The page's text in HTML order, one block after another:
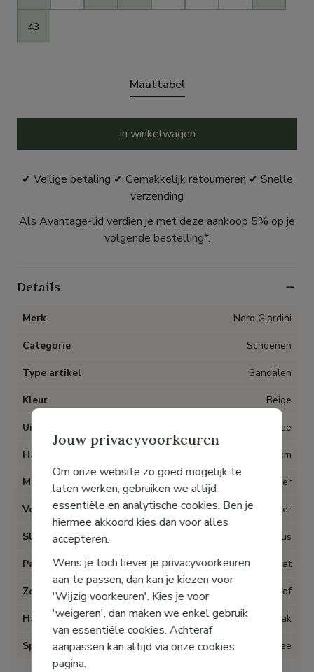
43
Maattabel
In winkelwagen
✔ Veilige betaling ✔ Gemakkelijk retourneren ✔ Snelle
verzending
Als Avantage-lid verdien je met deze aankoop 5% op je
volgende bestelling*.
Details
Merk Nero Giardini
Categorie Schoenen
Type artikel Sandalen
Kleur Beige
Uitneembare inlegzolen Nee
Hak 6 cm
Materiaal Leder
Voering Leder
Sluiting Lus
Pasvorm Op maat
Zool Kunststof
Hak type Naaldhak
Speciaal voor Hallux Valgus Nee
Jouw privacyvoorkeuren
Om onze website zo goed mogelijk te
laten werken, gebruiken we altijd
essentiële en analytische cookies. Ben je
hiermee akkoord kies dan voor alles
accepteren.
Wens je toch liever je privacyvoorkeuren
aan te passen, dan kan je kiezen voor
'Wijzig voorkeuren'. Kies je voor
'weigeren', dan maken we enkel gebruik
van essentiële cookies. Achteraf
aanpassen kan altijd via onze cookies
pagina.